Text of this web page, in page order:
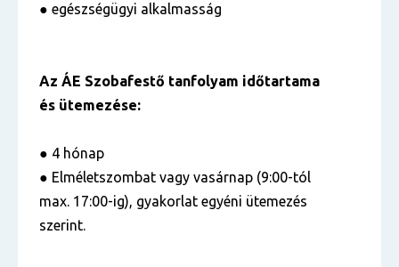
● egészségügyi alkalmasság
Az ÁE Szobafestő tanfolyam időtartama
és ütemezése:
● 4 hónap
● Elméletszombat vagy vasárnap (9:00-tól
max. 17:00-ig), gyakorlat egyéni ütemezés
szerint.